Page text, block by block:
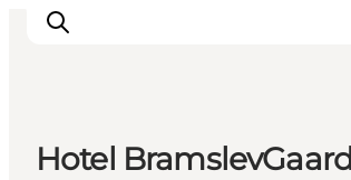
Hotel BramslevGaard